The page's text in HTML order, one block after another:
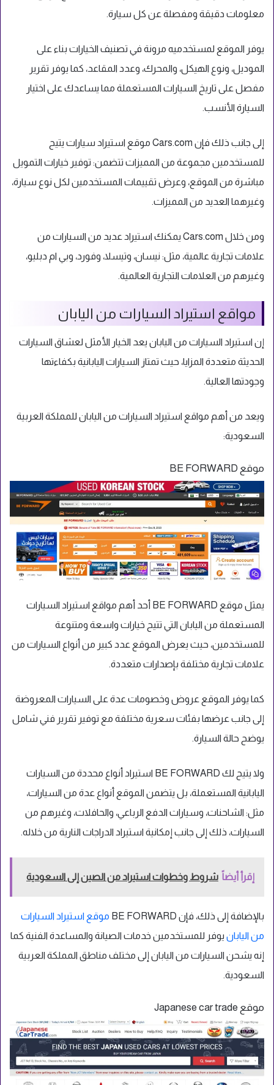
معلومات دقيقة ومفصلة عن كل سيارة.
يوفر الموقع لمستخدميه مرونة في تصنيف الخيارات بناء على
الموديل، ونوع الهيكل، والمحرك، وعدد المقاعد، كما يوفر تقرير
مفصل على تاريخ السيارات المستعملة مما يساعدك على اختيار
السيارة الأنسب.
إلى جانب ذلك فإن Cars.com موقع استيراد سيارات يتيح
للمستخدمين مجموعة من المميزات تتضمن: توفير خيارات التمويل
مباشرة من الموقع، وعرض تقييمات المستخدمين لكل نوع سيارة،
وغيرهما العديد من المميزات.
ومن خلال Cars.com يمكنك استيراد عديد من السيارات من
علامات تجارية عالمية، مثل: نيسان، وتيسلا، وفورد، وبي ام دبليو،
وغيرهم من العلامات التجارية العالمية.
مواقع استيراد السيارات من اليابان
إن استيراد السيارات من اليابان يعد الخيار الأمثل لعشاق السيارات
الحديثة متعددة المزايا، حيث تمتاز السيارات اليابانية بكفاءتها
وجودتها العالية.
ويعد من أهم مواقع استيراد السيارات من اليابان للمملكة العربية
السعودية:
موقع BE FORWARD
يمثل موقع BE FORWARD أحد أهم مواقع استيراد السيارات
المستعملة من اليابان التي تتيح خيارات واسعة ومتنوعة
للمستخدمين، حيث يعرض الموقع عدد كبير من أنواع السيارات من
علامات تجارية مختلفة بإصدارات متعددة.
كما يوفر الموقع عروض وخصومات عدة على السيارات المعروضة
إلى جانب عرضها بفئات سعرية مختلفة مع توفير تقرير فني شامل
يوضح حالة السيارة.
ولا يتيح لك BE FORWARD استيراد أنواع محددة من السيارات
اليابانية المستعملة، بل يتضمن الموقع أنواع عدة من السيارات،
مثل: الشاحنات، وسيارات الدفع الرباعي، والحافلات، وغيرهم من
السيارات، ذلك إلى جانب إمكانية استيراد الدراجات النارية من خلاله.
إقرأ أيضاً شروط وخطوات استيراد من الصين إلى السعودية
بالإضافة إلى ذلك، فإن BE FORWARD
موقع استيراد السيارات
من اليابان يوفر للمستخدمين خدمات الصيانة والمساعدة الفنية كما
إنه يشحن السيارات من اليابان إلى مختلف مناطق المملكة العربية
السعودية.
موقع Japanese car trade